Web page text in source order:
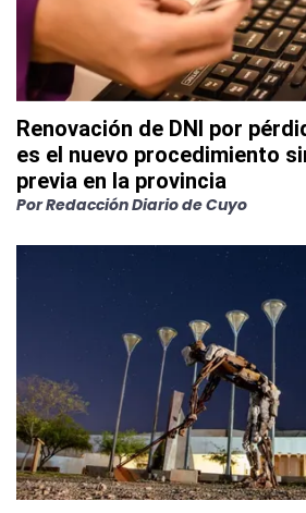
Renovación de DNI por
es el nuevo procedimiento
previa en la provincia
PorRedacción Diario de Cuyo